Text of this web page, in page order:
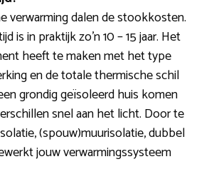
verwarming dalen de stookkosten.
is in praktijk zo’n 10 – 15 jaar. Het
heeft te maken met het type
en de totale thermische schil
grondig geïsoleerd huis komen
snel aan het licht. Door te
(spouw)muurisolatie, dubbel
jouw verwarmingssysteem